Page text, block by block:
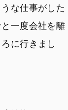
な仕事がした
一度会社を離
に行きまし